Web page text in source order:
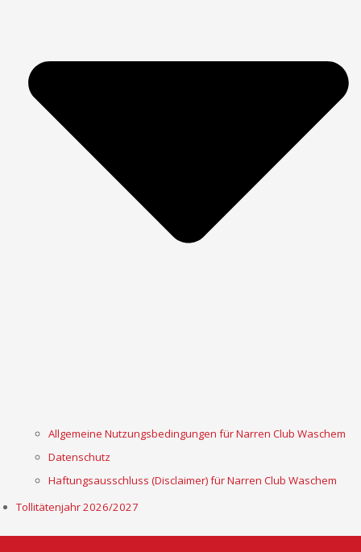
Allgemeine Nutzungsbedingungen für Narren Club Waschem
Datenschutz
Haftungsausschluss (Disclaimer) für Narren Club Waschem
Tollitätenjahr 2026/2027